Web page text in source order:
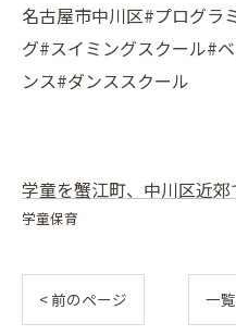
名古屋市中川区#プログラ
グ#スイミングスクール#
ンス#ダンススクール
学童を蟹江町、中川区近
学童保育
< 前のページ 一